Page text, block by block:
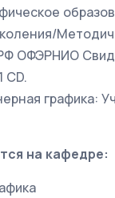
ОФЭРНИО
CD.
графика:
на кафедре: